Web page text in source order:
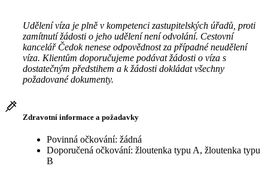
Udělení víza je plně v kompetenci zastupitelských úřadů, proti
zamítnutí žádosti o jeho udělení není odvolání. Cestovní
kancelář Čedok nenese odpovědnost za případné neudělení
víza. Klientům doporučujeme podávat žádosti o víza s
dostatečným předstihem a k žádosti dokládat všechny
požadované dokumenty.
Zdravotní informace a požadavky
Povinná očkování: žádná
Doporučená očkování: žloutenka typu A, žloutenka typu
B